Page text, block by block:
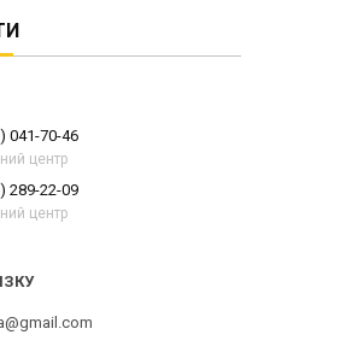
041-70-46
центр
289-22-09
центр